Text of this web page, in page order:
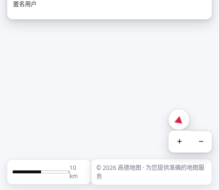
匿名用户
+ −
10
km
© 2026 高德地图 · 为您提供准确的地图服
务